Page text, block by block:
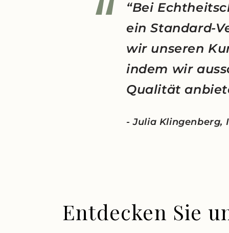
“Bei
ein Standard-
wir unseren
indem wir
Qualität
- Julia Klingenberg,
Entdecken Sie